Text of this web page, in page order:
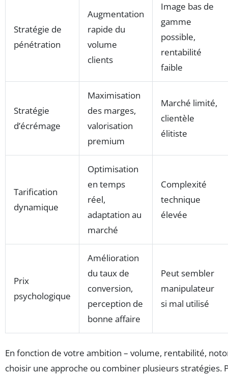
Stratégie de
pénétration
Augmentation
rapide du
volume
clients
Image bas de
gamme
possible,
rentabilité
faible
Stratégie
d’écrémage
Maximisation
des marges,
valorisation
premium
Marché limité,
clientèle
élitiste
Tarification
dynamique
Optimisation
en temps
réel,
adaptation au
marché
Complexité
technique
élevée
Prix
psychologique
Amélioration
du taux de
conversion,
perception de
bonne affaire
Peut sembler
manipulateur
si mal utilisé
En fonction de votre ambition – volume, rentabilité,
choisir une approche ou combiner plusieurs stratégies.